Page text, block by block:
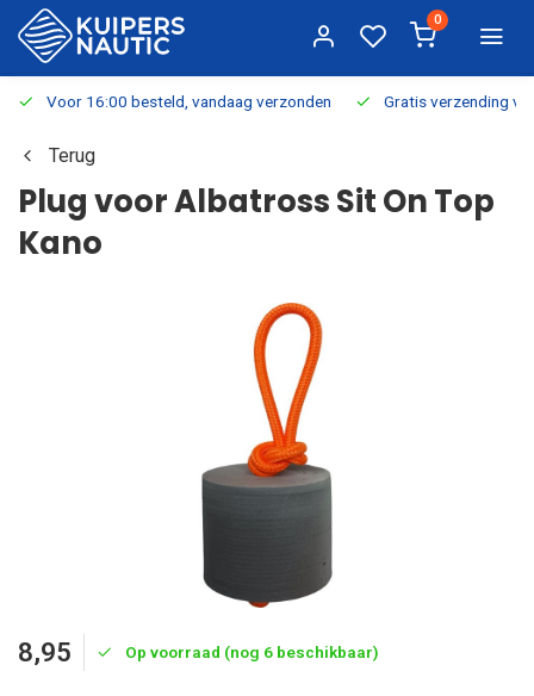
0
Voor 16:00 besteld, vandaag verzonden Gratis verzending
Terug
Plug voor Albatross Sit On Top
Kano
8,95 Op voorraad (nog 6 beschikbaar)